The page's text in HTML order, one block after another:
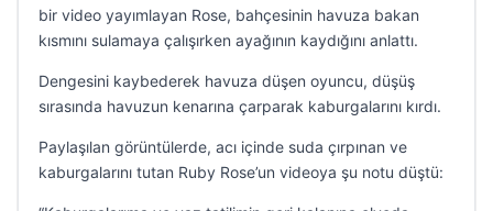
bir video yayımlayan Rose, bahçesinin havuza bakan
kısmını sulamaya çalışırken ayağının kaydığını anlattı.
Dengesini kaybederek havuza düşen oyuncu, düşüş
sırasında havuzun kenarına çarparak kaburgalarını kırdı.
Paylaşılan görüntülerde, acı içinde suda çırpınan ve
kaburgalarını tutan Ruby Rose’un videoya şu notu düştü: